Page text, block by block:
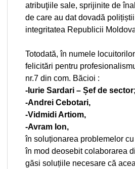
atribuţiile sale, sprijinite de
de care au dat dovadă
integritatea Republicii
Totodată, în numele
felicitări pentru
nr.7 din com. Băcioi :
-Iurie Sardari – Șef de sector;
-Andrei Cebotari,
-Vidmidi Artiom,
-Avram Ion,
în soluționarea problemelor
în mod deosebit colaborarea
găsi soluțiile necesare că